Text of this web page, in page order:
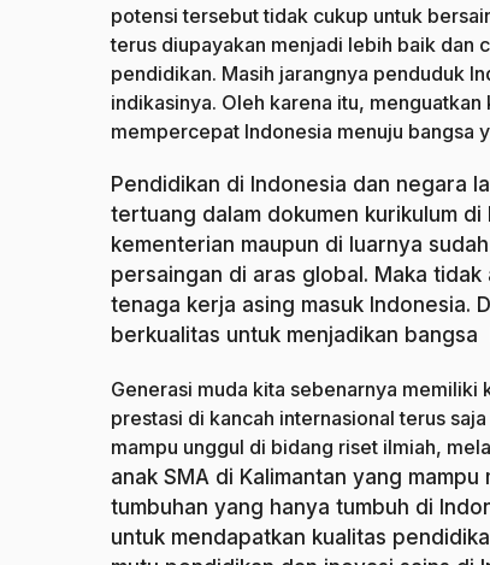
potensi tersebut tidak cukup untuk
terus diupayakan menjadi lebih baik dan
pendidikan. Masih jarangnya penduduk
indikasinya. Oleh karena itu,
mempercepat Indonesia menuju bangsa
Pendidikan di Indonesia dan negara
tertuang dalam dokumen kurikulum
kementerian maupun di luarnya
persaingan di aras global. Maka
tenaga kerja asing masuk Indonesia.
berkualitas untuk menjadikan bangsa
Generasi muda kita sebenarnya
prestasi di kancah internasional terus
mampu unggul di bidang riset ilmiah,
anak SMA di Kalimantan yang
tumbuhan yang hanya tumbuh di
untuk mendapatkan kualitas